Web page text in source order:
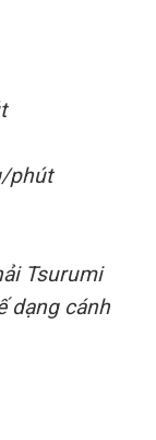
phút
Tsurumi
dạng cánh